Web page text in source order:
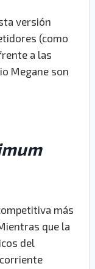
versión
(como
a las
Megane son
más
que la
del